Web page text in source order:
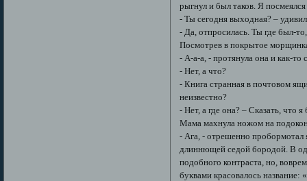
рыгнул и был таков. Я
- Ты сегодня выходная? –
- Да, отпросилась. Ты где был-
Посмотрев в покрытое
- А-а-а, - протянула она и как-то
- Нет, а что?
- Книга странная в почтовом
неизвестно?
- Нет, а где она? – Сказать, что
Мама махнула ножом на
- Ага, - отрешенно пробормотал
длиннющей седой бородой. В
подобного контраста, но,
буквами красовалось название: